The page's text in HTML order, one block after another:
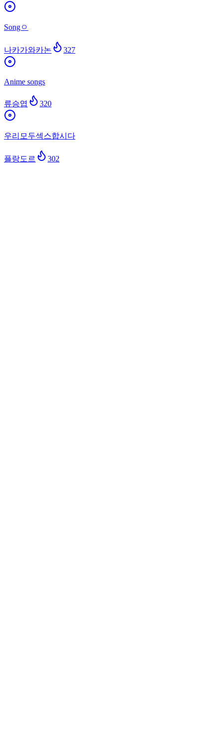
Songㅇ
나카가와카논 327
Anime songs
류승엽 320
우리모두섹스합시다
플랑도르 302